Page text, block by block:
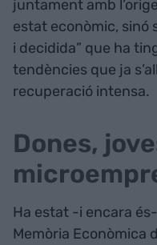
juntament amb
estat econòmic, sinó
i decidida” que ha
tendències que ja
recuperació intensa.
Dones,
Ha estat -i encara
Memòria Econòmica